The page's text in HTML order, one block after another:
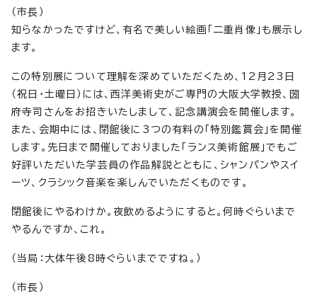
（市長）
知らなかったですけど、有名で美しい絵画「二重肖像」も展示し
ます。
この特別展について理解を深めていただくため、12月23日
（祝日・土曜日）には、西洋美術史がご専門の大阪大学教授、圀
府寺司さんをお招きいたしまして、記念講演会を開催します。
また、会期中には、閉館後に3つの有料の「特別鑑賞会」を開催
します。先日まで開催しておりました「ランス美術館展」でもご
好評いただいた学芸員の作品解説とともに、シャンパンやスイ
ーツ、クラシック音楽を楽しんでいただくものです。
閉館後にやるわけか。夜飲めるようにすると。何時ぐらいまで
やるんですか、これ。
（当局：大体午後8時ぐらいまでですね。）
（市長）